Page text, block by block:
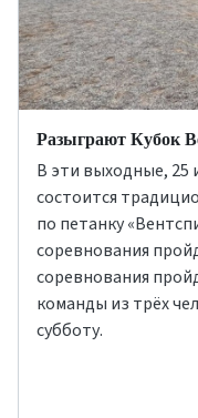
Разыграют Кубок
В эти выходные, 25
состоится
по петанку
соревнования
соревнования
команды из трёх
субботу.